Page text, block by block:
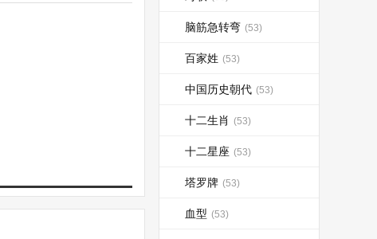
脑筋急转弯 (53)
百家姓 (53)
中国历史朝代 (53)
十二生肖 (53)
十二星座 (53)
塔罗牌 (53)
血型 (53)